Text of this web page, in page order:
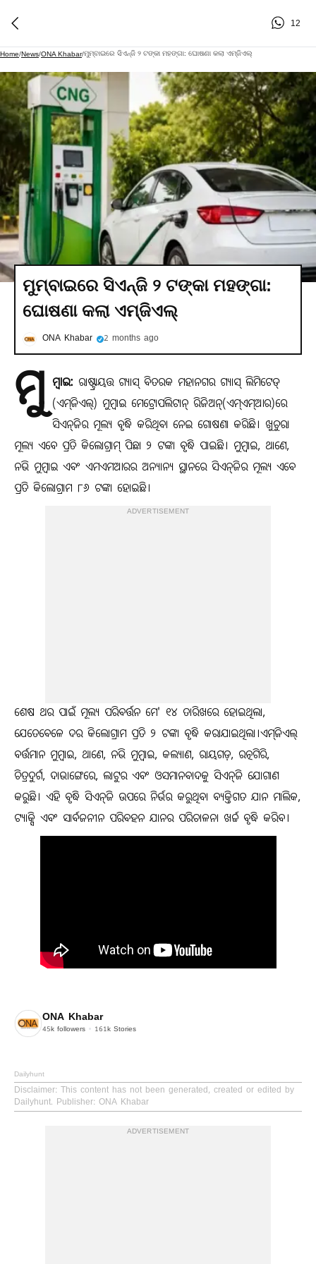
12
Home/News/ONA Khabar/ମୁମ୍ବାଇରେ ସିଏନ୍‌ଜି ୨ ଟଙ୍କା ମହଙ୍ଗା: ଘୋଷଣା କଲା ଏମ୍‌ଜିଏଲ୍
ମୁମ୍ବାଇରେ ସିଏନ୍‌ଜି ୨ ଟଙ୍କା ମହଙ୍ଗା:
ଘୋଷଣା କଲା ଏମ୍‌ଜିଏଲ୍
ONA Khabar 2 months ago
ମୁ ମ୍ବାଇ: ରାଷ୍ଟ୍ରାୟତ୍ତ ଗ୍ୟାସ୍ ବିତରକ ମହାନଗର ଗ୍ୟାସ୍ ଲିମିଟେଡ୍
(ଏମ୍‌ଜିଏଲ୍) ମୁମ୍ବାଇ ମେଟ୍ରୋପଲିଟାନ୍ ରିଜିଅନ୍(ଏମ୍ଏମ୍ଆର)ରେ
ସିଏନ୍‌ଜିର ମୂଲ୍ୟ ବୃଦ୍ଧି କରିଥିବା ନେଇ ଗୋଷଣା କରିଛି। ଖୁଚୁରା
ମୂଲ୍ୟ ଏବେ ପ୍ରତି କିଲୋଗ୍ରାମ୍ ପିଛା ୨ ଟଙ୍କା ବୃଦ୍ଧି ପାଇଛି। ମୁମ୍ବାଇ, ଥାଣେ,
ନଭି ମୁମ୍ବାଇ ଏବଂ ଏମଏମଆରର ଅନ୍ୟାନ୍ୟ ସ୍ଥାନରେ ସିଏନ୍‌ଜିର ମୂଲ୍ୟ ଏବେ
ପ୍ରତି କିଲୋଗ୍ରାମ ୮୬ ଟଙ୍କା ହୋଇଛି।
ADVERTISEMENT
ଶେଷ ଥର ପାଇଁ ମୂଲ୍ୟ ପରିବର୍ତ୍ତନ ମେ' ୧୪ ତାରିଖରେ ହୋଇଥିଲା,
ଯେତେବେଳେ ଦର କିଲୋଗ୍ରାମ ପ୍ରତି ୨ ଟଙ୍କା ବୃଦ୍ଧି କରାଯାଇଥିଲା।ଏମ୍‌ଜିଏଲ୍
ବର୍ତ୍ତମାନ ମୁମ୍ବାଇ, ଥାଣେ, ନଭି ମୁମ୍ବାଇ, କଲ୍ୟାଣ, ରାୟଗଡ଼, ରତ୍ନଗିରି,
ଚିତ୍ରଦୁର୍ଗ, ଦାଭାଙ୍ଗେରେ, ଲାଟୁର ଏବଂ ଓସମାନବାଦକୁ ସିଏନ୍‌ଜି ଯୋଗାଣ
କରୁଛି। ଏହି ବୃଦ୍ଧି ସିଏନ୍‌ଜି ଉପରେ ନିର୍ଭର କରୁଥିବା ବ୍ୟକ୍ତିଗତ ଯାନ ମାଲିକ,
ଟ୍ୟାକ୍ସି ଏବଂ ସାର୍ବଜନୀନ ପରିବହନ ଯାନର ପରିଚାଳନା ଖର୍ଚ୍ଚ ବୃଦ୍ଧି କରିବ।
ONA Khabar
45k followers 161k Stories
Dailyhunt
Disclaimer: This content has not been generated, created or edited by
Dailyhunt. Publisher: ONA Khabar
ADVERTISEMENT